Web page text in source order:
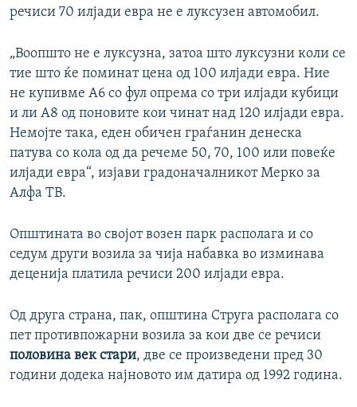
речиси 70 илјади евра не е луксузен автомобил.
„Воопшто не е луксузна, затоа што луксузни коли се
тие што ќе поминат цена од 100 илјади евра. Ние
не купивме А6 со фул опрема со три илјади кубици
и ли А8 од поновите кои чинат над 120 илјади евра.
Немојте така, еден обичен граѓанин денеска
патува со кола од да речеме 50, 70, 100 или повеќе
илјади евра“, изјави градоначалникот Мерко за
Алфа ТВ.
Општината во својот возен парк располага и со
седум други возила за чија набавка во изминава
деценија платила речиси 200 илјади евра.
Од друга страна, пак, општина Струга располага со
пет противпожарни возила за кои две се речиси
половина век стари, две се произведени пред 30
години додека најновото им датира од 1992 година.